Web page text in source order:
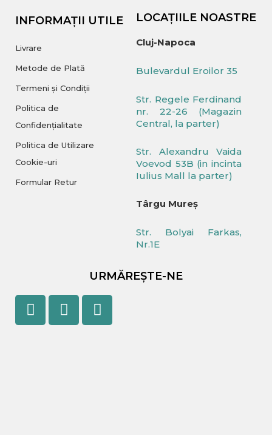
INFORMAȚII UTILE
Livrare
Metode de Plată
Termeni și Condiții
Politica de
Confidențialitate
Politica de Utilizare
Cookie-uri
Formular Retur
LOCAȚIILE NOASTRE
Cluj-Napoca
Bulevardul Eroilor 35
Str. Regele Ferdinand
nr. 22-26 (Magazin
Central, la parter)
Str. Alexandru Vaida
Voevod 53B (in incinta
Iulius Mall la parter)
Târgu Mureș
Str. Bolyai Farkas,
Nr.1E
URMĂREȘTE-NE
Facebook
YoutubeInstagram